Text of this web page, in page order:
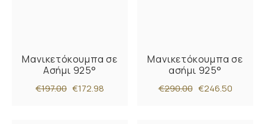
Μανικετόκουμπα σε
Ασήμι 925°
€197.00 €172.98
Μανικετόκουμπα σε
ασήμι 925°
€290.00 €246.50